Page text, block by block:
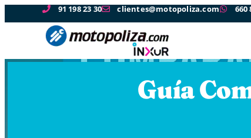
91 198 23 30 clientes@motopoliza.com 660
Guía